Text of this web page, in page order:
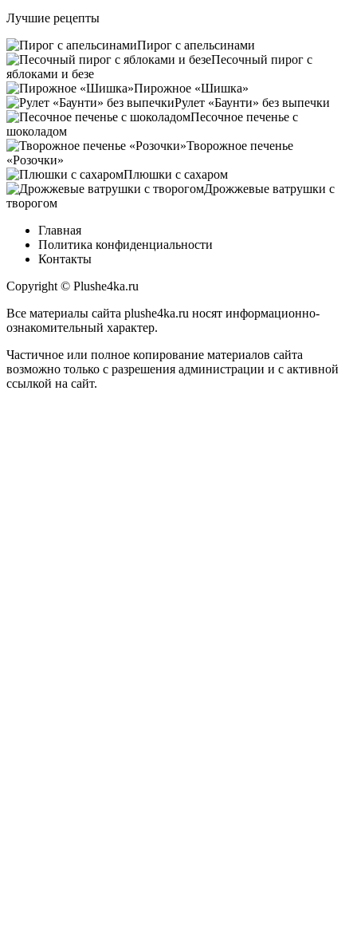
Лучшие рецепты
Пирог с апельсинами
Песочный пирог с
яблоками и безе
Пирожное «Шишка»
Рулет «Баунти» без выпечки
Песочное печенье с
шоколадом
Творожное печенье
«Розочки»
Плюшки с сахаром
Дрожжевые ватрушки с
творогом
Главная
Политика конфиденциальности
Контакты
Copyright © Plushe4ka.ru
Все материалы сайта plushe4ka.ru носят информационно-
ознакомительный характер.
Частичное или полное копирование материалов сайта
возможно только с разрешения администрации и с активной
ссылкой на сайт.